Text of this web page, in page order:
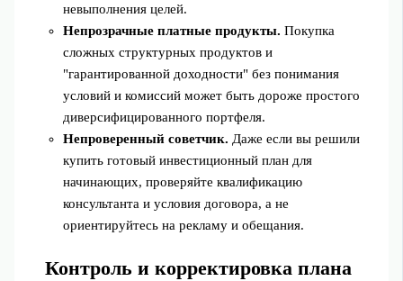
невыполнения целей.
Непрозрачные платные продукты. Покупка
сложных структурных продуктов и
"гарантированной доходности" без понимания
условий и комиссий может быть дороже простого
диверсифицированного портфеля.
Непроверенный советчик. Даже если вы решили
купить готовый инвестиционный план для
начинающих, проверяйте квалификацию
консультанта и условия договора, а не
ориентируйтесь на рекламу и обещания.
Контроль и корректировка плана